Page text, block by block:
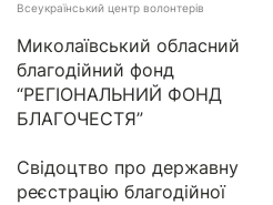
Всеукраїнський центр волонтерів
Миколаївський обласний
благодійний фонд
“РЕГІОНАЛЬНИЙ ФОНД
БЛАГОЧЕСТЯ”
Свідоцтво про державну
реєстрацію благодійної